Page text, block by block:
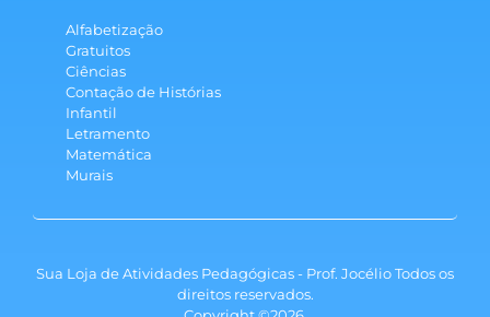
Alfabetização
Gratuitos
Ciências
Contação de Histórias
Infantil
Letramento
Matemática
Murais
Sua Loja de Atividades Pedagógicas - Prof. Jocélio Todos os
direitos reservados.